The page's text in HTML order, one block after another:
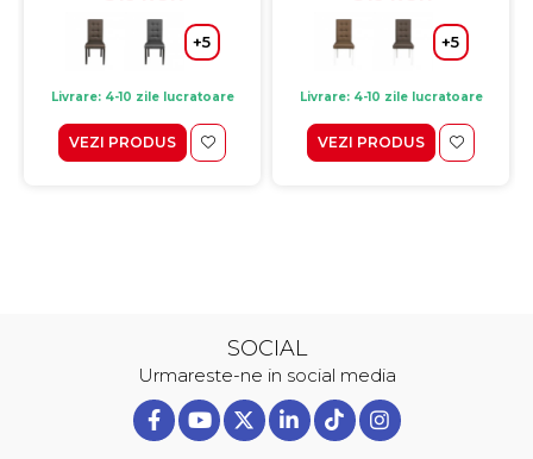
+5
Livrare: 4-10 zile lucratoare
VEZI PRODUS
+5
Livrare: 4-10 zile lucratoare
VEZI PRODUS
SOCIAL
Urmareste-ne in social media